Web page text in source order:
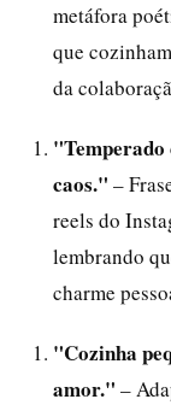
metáfora
que
da
"Temperado
caos." –
reels do
lembrando
charme
"Cozinha
amor." –